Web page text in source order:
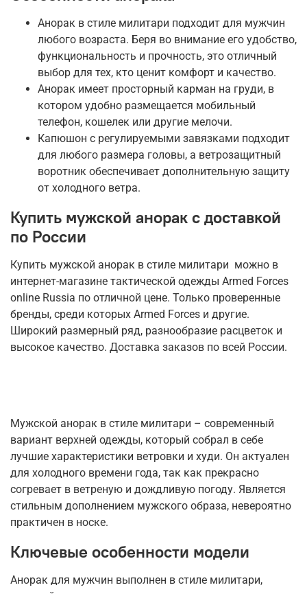
Анорак в стиле милитари подходит для мужчин
любого возраста. Беря во внимание его удобство,
функциональность и прочность, это отличный
выбор для тех, кто ценит комфорт и качество.
Анорак имеет просторный карман на груди, в
котором удобно размещается мобильный
телефон, кошелек или другие мелочи.
Капюшон с регулируемыми завязками подходит
для любого размера головы, а ветрозащитный
воротник обеспечивает дополнительную защиту
от холодного ветра.
Купить мужской анорак с доставкой
по России
Купить мужской анорак в стиле милитари можно в
интернет-магазине тактической одежды Armed Forces
online Russia по отличной цене. Только проверенные
бренды, среди которых Armed Forces и другие.
Широкий размерный ряд, разнообразие расцветок и
высокое качество. Доставка заказов по всей России.
Мужской анорак в стиле милитари – современный
вариант верхней одежды, который собрал в себе
лучшие характеристики ветровки и худи. Он актуален
для холодного времени года, так как прекрасно
согревает в ветреную и дождливую погоду. Является
стильным дополнением мужского образа, невероятно
практичен в носке.
Ключевые особенности модели
Анорак для мужчин выполнен в стиле милитари,